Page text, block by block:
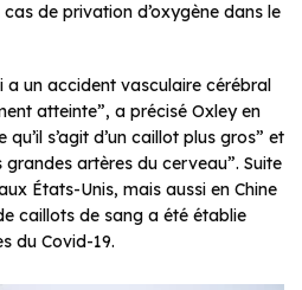
de privation d’oxygène dans le
a un accident vasculaire cérébral
atteinte”, a précisé Oxley en
s’agit d’un caillot plus gros” et
grandes artères du cerveau”. Suite
États-Unis, mais aussi en Chine
caillots de sang a été établie
du Covid-19.